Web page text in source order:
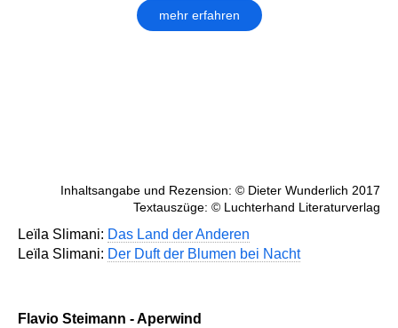
mehr erfahren
Inhaltsangabe und Rezension: © Dieter Wunderlich 2017
Textauszüge: © Luchterhand Literaturverlag
Leïla Slimani: Das Land der Anderen
Leïla Slimani: Der Duft der Blumen bei Nacht
Flavio Steimann - Aperwind